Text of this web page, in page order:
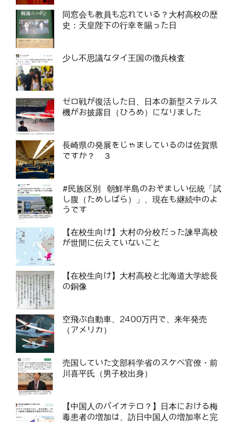
同窓会も教員も忘れている？大村高校の歴
史：天皇陛下の行幸を賜った日
少し不思議なタイ王国の徴兵検査
ゼロ戦が復活した日、日本の新型ステルス
機がお披露目（ひろめ）になりました
長崎県の発展をじゃましているのは佐賀県
ですか？ ３
#民族区別 朝鮮半島のおぞましい伝統「試
し腹（ためしばら）」、現在も継続中のよ
うです
【在校生向け】大村の分校だった諫早高校
が世間に伝えていないこと
【在校生向け】大村高校と北海道大学総長
の銅像
空飛ぶ自動車、2400万円で、来年発売
（アメリカ）
売国していた文部科学省のスケベ官僚・前
川喜平氏（男子校出身）
【中国人のバイオテロ？】日本における梅
毒患者の増加は、訪日中国人の増加率と完